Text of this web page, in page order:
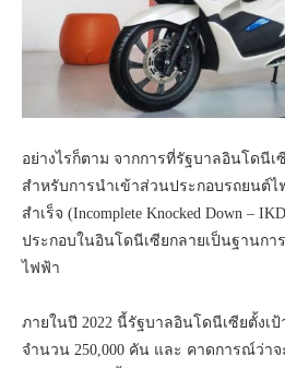
อย่างไรก็ตาม จากการที่รัฐบาลอินโดนี
สำหรับการนำเข้าส่วนประกอบรถยนต์
สำเร็จ (Incomplete Knocked Down –
ประกอบในอินโดนีเซียกลายเป็นฐานกา
ไฟฟ้า
ภายในปี 2022 นี้รัฐบาลอินโดนีเซียตั้งเ
จำนวน 250,000 คัน และ คาดการณ์ว่าจ